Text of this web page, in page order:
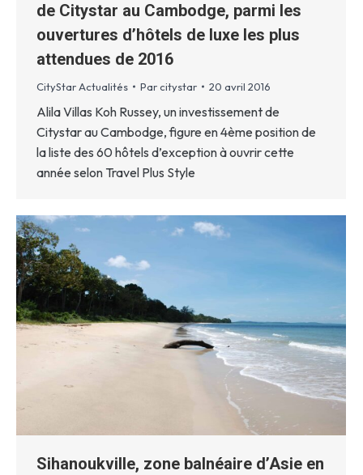
de Citystar au Cambodge, parmi les
ouvertures d’hôtels de luxe les plus
attendues de 2016
CityStar Actualités Par citystar 20 avril 2016
Alila Villas Koh Russey, un investissement de
Citystar au Cambodge, figure en 4ème position de
la liste des 60 hôtels d’exception à ouvrir cette
année selon Travel Plus Style
Sihanoukville, zone balnéaire d’Asie en